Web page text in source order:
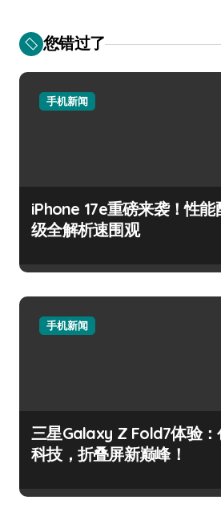
您错过了
手机新闻
iPhone 17e重磅来袭！性能
级全解析速围观
手机新闻
三星Galaxy Z Fold7体验：
科技，折叠屏新巅峰！